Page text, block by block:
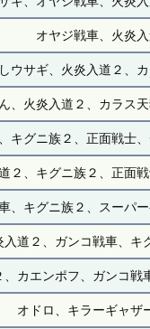
オヤジ戦車、火炎
ウサギ、火炎入道２、
、火炎入道２、カラス
キグニ族２、正面戦士
２、キグニ族２、正面
、キグニ族２、スーパ
入道２、ガンコ戦車、キ
、カエンポフ、ガンコ
オドロ、キラーギャザ